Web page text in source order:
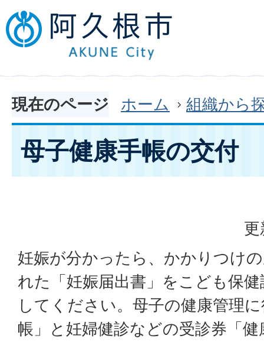
現在のページ ホーム 組織から
母子健康手帳の交付
妊娠が分かったら、かかりつけ
れた「妊娠届出書」をこども保
してください。母子の健康管理
帳」と妊婦健診などの受診券「